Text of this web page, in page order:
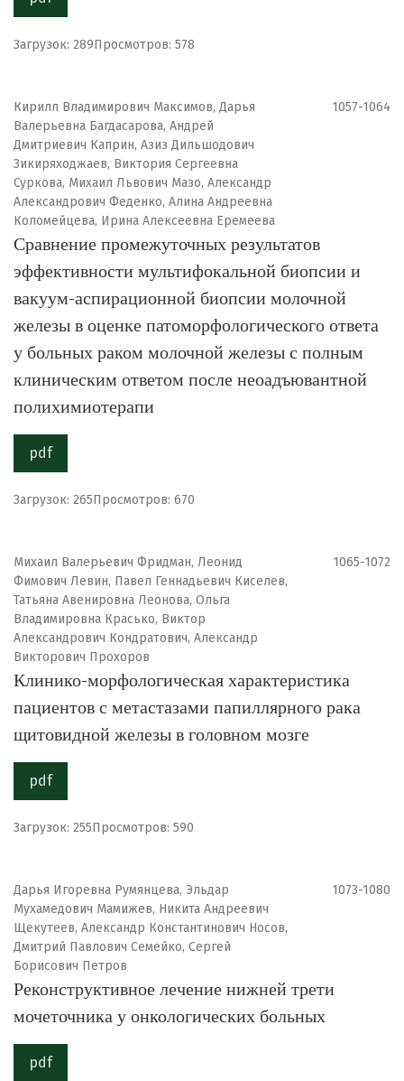
Загрузок: 289Просмотров: 578
Кирилл Владимирович Максимов, Дарья
Валерьевна Багдасарова, Андрей
Дмитриевич Каприн, Азиз Дильшодович
Зикиряходжаев, Виктория Сергеевна
Суркова, Михаил Львович Мазо, Александр
Александрович Феденко, Алина Андреевна
Коломейцева, Ирина Алексеевна Еремеева
1057-1064
Сравнение промежуточных результатов
эффективности мультифокальной биопсии и
вакуум-аспирационной биопсии молочной
железы в оценке патоморфологического ответа
у больных раком молочной железы с полным
клиническим ответом после неоадъювантной
полихимиотерапи
pdf
Загрузок: 265Просмотров: 670
Михаил Валерьевич Фридман, Леонид
Фимович Левин, Павел Геннадьевич Киселев,
Татьяна Авенировна Леонова, Ольга
Владимировна Красько, Виктор
Александрович Кондратович, Александр
Викторович Прохоров
1065-1072
Клинико-морфологическая характеристика
пациентов с метастазами папиллярного рака
щитовидной железы в головном мозге
pdf
Загрузок: 255Просмотров: 590
Дарья Игоревна Румянцева, Эльдар
Мухамедович Мамижев, Никита Андреевич
Щекутеев, Александр Константинович Носов,
Дмитрий Павлович Семейко, Сергей
Борисович Петров
1073-1080
Реконструктивное лечение нижней трети
мочеточника у онкологических больных
pdf